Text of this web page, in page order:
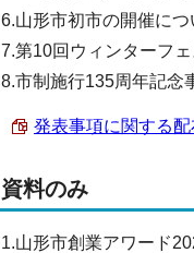
6.山形市初市の開催につ
7.第10回ウィンターフ
8.市制施行135周年記念
発表事項に関する配
資料のみ
1.山形市創業アワード